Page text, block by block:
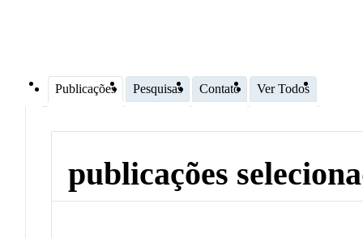
Publicações Pesquisas Contato Ver Todos
publicações